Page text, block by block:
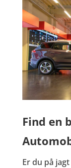
Find en
Er du på